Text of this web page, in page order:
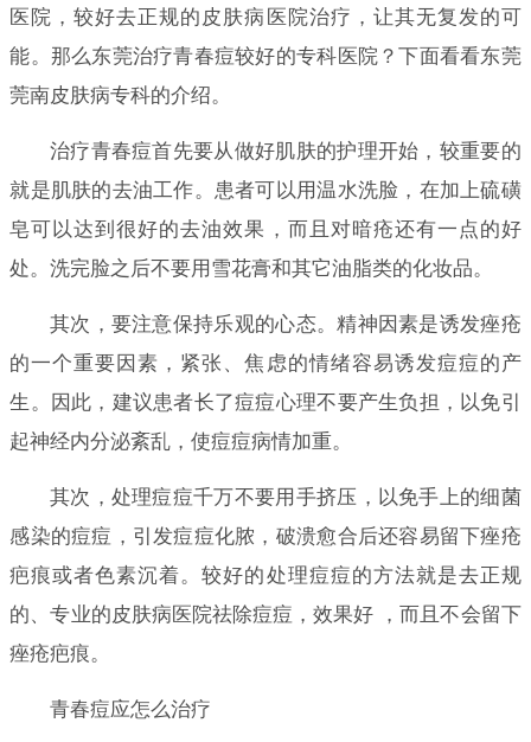
医院，较好去正规的皮肤病医院治疗，让其无复发的可
能。那么东莞治疗青春痘较好的专科医院？下面看看东莞
莞南皮肤病专科的介绍。
治疗青春痘首先要从做好肌肤的护理开始，较重要的
就是肌肤的去油工作。患者可以用温水洗脸，在加上硫磺
皂可以达到很好的去油效果，而且对暗疮还有一点的好
处。洗完脸之后不要用雪花膏和其它油脂类的化妆品。
其次，要注意保持乐观的心态。精神因素是诱发痤疮
的一个重要因素，紧张、焦虑的情绪容易诱发痘痘的产
生。因此，建议患者长了痘痘心理不要产生负担，以免引
起神经内分泌紊乱，使痘痘病情加重。
其次，处理痘痘千万不要用手挤压，以免手上的细菌
感染的痘痘，引发痘痘化脓，破溃愈合后还容易留下痤疮
疤痕或者色素沉着。较好的处理痘痘的方法就是去正规
的、专业的皮肤病医院祛除痘痘，效果好 ，而且不会留下
痤疮疤痕。
青春痘应怎么治疗